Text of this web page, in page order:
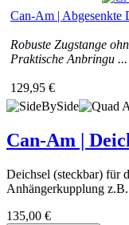
Can-Am | Abgesenkte
Robuste Zugstange
Praktische Anbringu ...
129,95 €
Can-Am |
Deichsel (steckbar) für
Anhängerkupplung
135,00 €